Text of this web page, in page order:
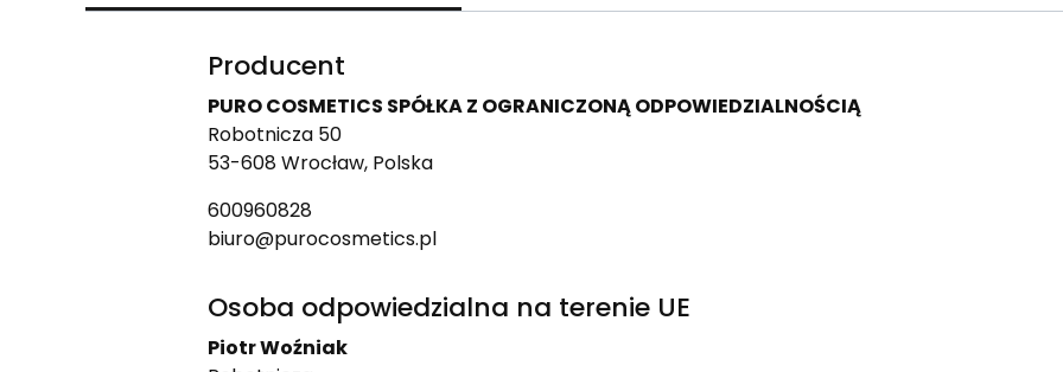
Producent
PURO COSMETICS SPÓŁKA Z OGRANICZONĄ ODPOWIEDZIALNOŚCIĄ
Robotnicza 50
53-608 Wrocław, Polska
600960828
biuro@purocosmetics.pl
Osoba odpowiedzialna na terenie UE
Piotr Woźniak